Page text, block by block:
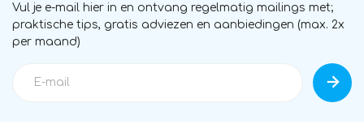
Vul je e-mail hier in en ontvang regelmatig mailings met;
praktische tips, gratis adviezen en aanbiedingen (max. 2x
per maand)